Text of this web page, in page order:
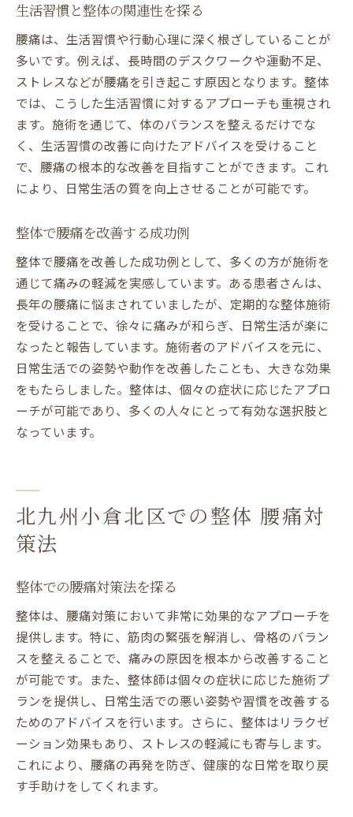
生活習慣と整体の関連性を探る
腰痛は、生活習慣や行動心理に深く根ざしていることが
多いです。例えば、長時間のデスクワークや運動不足、
ストレスなどが腰痛を引き起こす原因となります。整体
では、こうした生活習慣に対するアプローチも重視され
ます。施術を通じて、体のバランスを整えるだけでな
く、生活習慣の改善に向けたアドバイスを受けること
で、腰痛の根本的な改善を目指すことができます。これ
により、日常生活の質を向上させることが可能です。
整体で腰痛を改善する成功例
整体で腰痛を改善した成功例として、多くの方が施術を
通じて痛みの軽減を実感しています。ある患者さんは、
長年の腰痛に悩まされていましたが、定期的な整体施術
を受けることで、徐々に痛みが和らぎ、日常生活が楽に
なったと報告しています。施術者のアドバイスを元に、
日常生活での姿勢や動作を改善したことも、大きな効果
をもたらしました。整体は、個々の症状に応じたアプロ
ーチが可能であり、多くの人々にとって有効な選択肢と
なっています。
北九州小倉北区での整体 腰痛対
策法
整体での腰痛対策法を探る
整体は、腰痛対策において非常に効果的なアプローチを
提供します。特に、筋肉の緊張を解消し、骨格のバラン
スを整えることで、痛みの原因を根本から改善すること
が可能です。また、整体師は個々の症状に応じた施術プ
ランを提供し、日常生活での悪い姿勢や習慣を改善する
ためのアドバイスを行います。さらに、整体はリラクゼ
ーション効果もあり、ストレスの軽減にも寄与します。
これにより、腰痛の再発を防ぎ、健康的な日常を取り戻
す手助けをしてくれます。